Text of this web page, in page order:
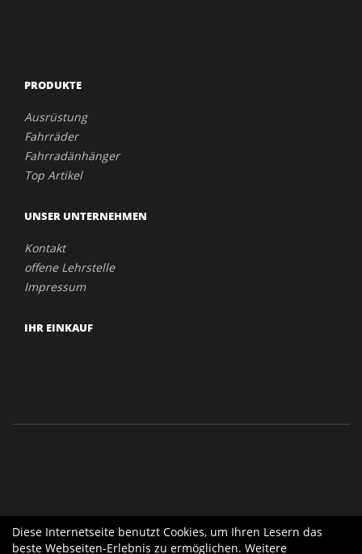
PRODUKTE
Ausrüstung
Fahrräder
Fahrradänhänger
Top Artikel
UNSER UNTERNEHMEN
Kontakt
offene Lehrstelle
Impressum
IHR EINKAUF
Diese Internetseite benutzt Cookies, um Ihren Lesern das
beste Webseiten-Erlebnis zu ermöglichen. Weitere